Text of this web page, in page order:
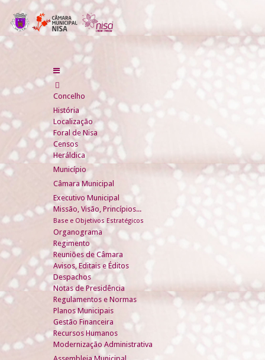
Concelho
História
Localização
Foral de Nisa
Censos
Heráldica
Município
Câmara Municipal
Executivo Municipal
Missão, Visão, Princípios...
Base e Objetivos Estratégicos
Organograma
Regimento
Reuniões de Câmara
Avisos, Editais e Éditos
Despachos
Notas de Presidência
Regulamentos e Normas
Planos Municipais
Gestão Financeira
Recursos Humanos
Modernização Administrativa